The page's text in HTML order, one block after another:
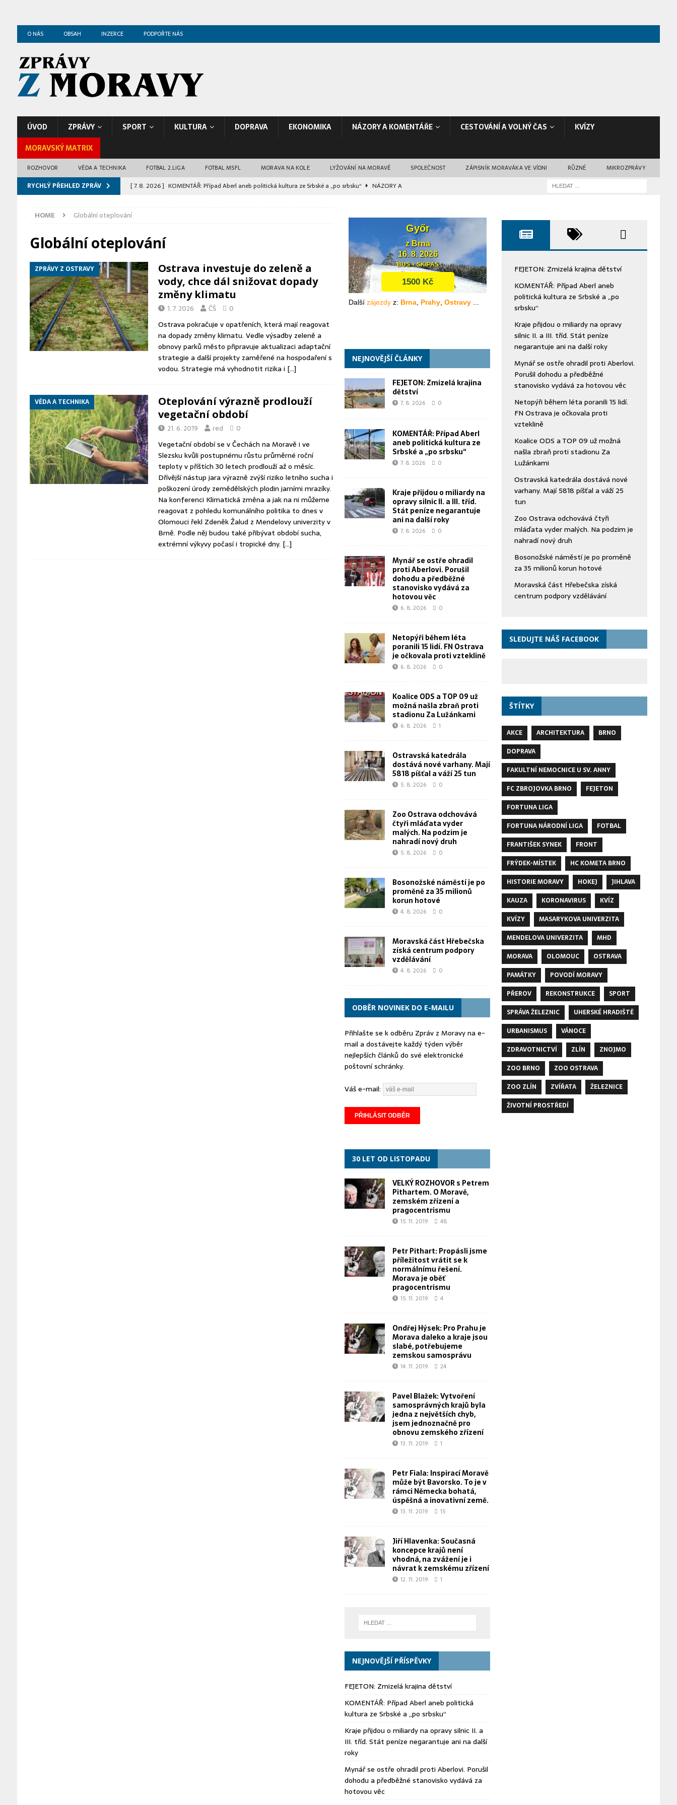
O NÁS OBSAH INZERCE PODPOŘTE NÁS
ÚVOD ZPRÁVY SPORT KULTURA DOPRAVA EKONOMIKA NÁZORY A KOMENTÁŘE CESTOVÁNÍ A VOLNÝ ČAS
KVÍZY
MORAVSKÝ MATRIX
ROZHOVOR VĚDA A TECHNIKA FOTBAL 2.LIGA FOTBAL MSFL MORAVA NA KOLE LYŽOVÁNÍ NA MORAVĚ SPOLEČNOST ZÁPISNÍK MORAVÁKA VE VÍDNI RŮZNÉ MIKROZPRÁVY
RYCHLÝ PŘEHLED ZPRÁV [ 7. 8. 2026 ] KOMENTÁŘ: Případ Aberl aneb politická kultura ze Srbské a „po srbsku“
NÁZORY A
[ 7. 8. 2026 ]
Kraje přijdou o miliardy na opravy silnic II. a III. tříd. Stát peníze negarantuje ani na další roky
DOPRAVA
Mynář se ostře ohradil proti Aberlovi. Porušil dohodu a předběžné stanovisko vydává za
hotovou věc
ZPRÁVY Z BRNA
[ 6. 8. 2026 ]
Netopýři během léta poranili 15 lidí. FN Ostrava je očkovala proti vzteklině
RŮZNÉ
[ 7. 8. 2026 ] FEJETON: Zmizelá krajina dětství
HOME Globální oteplování
Globální oteplování
ZPRÁVY Z OSTRAVY
Ostrava investuje do zeleně a
vody, chce dál snižovat dopady
změny klimatu
1. 7. 2026 ČŠ 0
Ostrava pokračuje v opatřeních, která mají reagovat
na dopady změny klimatu. Vedle výsadby zeleně a
obnovy parků město připravuje aktualizaci adaptační
strategie a další projekty zaměřené na hospodaření s
vodou. Strategie má vyhodnotit rizika i […]
VĚDA A TECHNIKA
Oteplování výrazně prodlouží
vegetační období
21. 6. 2019 red 0
Vegetační období se v Čechách na Moravě i ve
Slezsku kvůli postupnému růstu průměrné roční
teploty v příštích 30 letech prodlouží až o měsíc.
Dřívější nástup jara výrazně zvýší riziko letního sucha i
poškození úrody zemědělských plodin jarními mrazíky.
Na konferenci Klimatická změna a jak na ni můžeme
reagovat z pohledu komunálního politika to dnes v
Olomouci řekl Zdeněk Žalud z Mendelovy univerzity v
Brně. Podle něj budou také přibývat období sucha,
extrémní výkyvy počasí i tropické dny. […]
NEJNOVĚJŠÍ ČLÁNKY
FEJETON: Zmizelá krajina
dětství
7. 8. 2026 0
KOMENTÁŘ: Případ Aberl
aneb politická kultura ze
Srbské a „po srbsku“
7. 8. 2026 0
Kraje přijdou o miliardy na
opravy silnic II. a III. tříd.
Stát peníze negarantuje
ani na další roky
7. 8. 2026 0
Mynář se ostře ohradil
proti Aberlovi. Porušil
dohodu a předběžné
stanovisko vydává za
hotovou věc
6. 8. 2026 0
Netopýři během léta
poranili 15 lidí. FN Ostrava
je očkovala proti vzteklině
6. 8. 2026 0
Koalice ODS a TOP 09 už
možná našla zbraň proti
stadionu Za Lužánkami
6. 8. 2026 1
Ostravská katedrála
dostává nové varhany. Mají
5818 píšťal a váží 25 tun
5. 8. 2026 0
Zoo Ostrava odchovává
čtyři mláďata vyder
malých. Na podzim je
nahradí nový druh
5. 8. 2026 0
Bosonožské náměstí je po
proměně za 35 milionů
korun hotové
4. 8. 2026 0
Moravská část Hřebečska
získá centrum podpory
vzdělávání
4. 8. 2026 0
ODBĚR NOVINEK DO E-MAILU
Přihlašte se k odběru Zpráv z Moravy na e-
mail a dostávejte každý týden výběr
nejlepších článků do své elektronické
poštovní schránky.
Váš e-mail:
30 LET OD LISTOPADU
VELKÝ ROZHOVOR s Petrem
Pithartem. O Moravě,
zemském zřízení a
pragocentrismu
15. 11. 2019 48
Petr Pithart: Propásli jsme
příležitost vrátit se k
normálnímu řešení.
Morava je oběť
pragocentrismu
15. 11. 2019 4
Ondřej Hýsek: Pro Prahu je
Morava daleko a kraje jsou
slabé, potřebujeme
zemskou samosprávu
14. 11. 2019 24
Pavel Blažek: Vytvoření
samosprávných krajů byla
jedna z největších chyb,
jsem jednoznačně pro
obnovu zemského zřízení
13. 11. 2019 1
Petr Fiala: Inspirací Moravě
může být Bavorsko. To je v
rámci Německa bohatá,
úspěšná a inovativní země.
13. 11. 2019 15
Jiří Hlavenka: Současná
koncepce krajů není
vhodná, na zvážení je i
návrat k zemskému zřízení
12. 11. 2019 1
NEJNOVĚJŠÍ PŘÍSPĚVKY
FEJETON: Zmizelá krajina dětství
KOMENTÁŘ: Případ Aberl aneb politická
kultura ze Srbské a „po srbsku“
Kraje přijdou o miliardy na opravy silnic II. a
III. tříd. Stát peníze negarantuje ani na další
roky
Mynář se ostře ohradil proti Aberlovi. Porušil
dohodu a předběžné stanovisko vydává za
hotovou věc
FEJETON: Zmizelá krajina dětství
KOMENTÁŘ: Případ Aberl aneb
politická kultura ze Srbské a „po
srbsku“
Kraje přijdou o miliardy na opravy
silnic II. a III. tříd. Stát peníze
negarantuje ani na další roky
Mynář se ostře ohradil proti Aberlovi.
Porušil dohodu a předběžné
stanovisko vydává za hotovou věc
Netopýři během léta poranili 15 lidí.
FN Ostrava je očkovala proti
vzteklině
Koalice ODS a TOP 09 už možná
našla zbraň proti stadionu Za
Lužánkami
Ostravská katedrála dostává nové
varhany. Mají 5818 píšťal a váží 25
tun
Zoo Ostrava odchovává čtyři
mláďata vyder malých. Na podzim je
nahradí nový druh
Bosonožské náměstí je po proměně
za 35 milionů korun hotové
Moravská část Hřebečska získá
centrum podpory vzdělávání
SLEDUJTE NÁŠ FACEBOOK
ŠTÍTKY
AKCE ARCHITEKTURA
BRNO
DOPRAVA
FAKULTNÍ NEMOCNICE U SV. ANNY
FC ZBROJOVKA BRNO
FEJETON
FORTUNA LIGA
FORTUNA NÁRODNÍ LIGA
FOTBAL
FRANTIŠEK SYNEK
FRONT
FRÝDEK-MÍSTEK
HC KOMETA BRNO
HISTORIE MORAVY
HOKEJ
JIHLAVA
KAUZA
KORONAVIRUS
KVÍZ
KVÍZY
MASARYKOVA UNIVERZITA
MENDELOVA UNIVERZITA
MHD
MORAVA
OLOMOUC
OSTRAVA
PAMÁTKY
POVODÍ MORAVY
PŘEROV
REKONSTRUKCE
SPORT
SPRÁVA ŽELEZNIC
UHERSKÉ HRADIŠTĚ
URBANISMUS
VÁNOCE
ZDRAVOTNICTVÍ
ZLÍN
ZNOJMO
ZOO BRNO
ZOO OSTRAVA
ZOO ZLÍN
ZVÍŘATA
ŽELEZNICE
ŽIVOTNÍ PROSTŘEDÍ